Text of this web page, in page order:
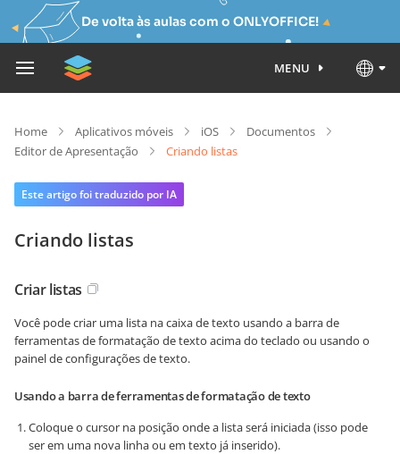
De volta às aulas com o ONLYOFFICE!
MENU
Home Aplicativos móveis iOS
Documentos
Editor de Apresentação
Criando listas
Este artigo foi traduzido por IA
Criando listas
Criar listas
Você pode criar uma lista na caixa de texto usando a barra de
ferramentas de formatação de texto acima do teclado ou usando o
painel de configurações de texto.
Usando a barra de ferramentas de formatação de texto
Coloque o cursor na posição onde a lista será iniciada (isso pode
ser em uma nova linha ou em texto já inserido).